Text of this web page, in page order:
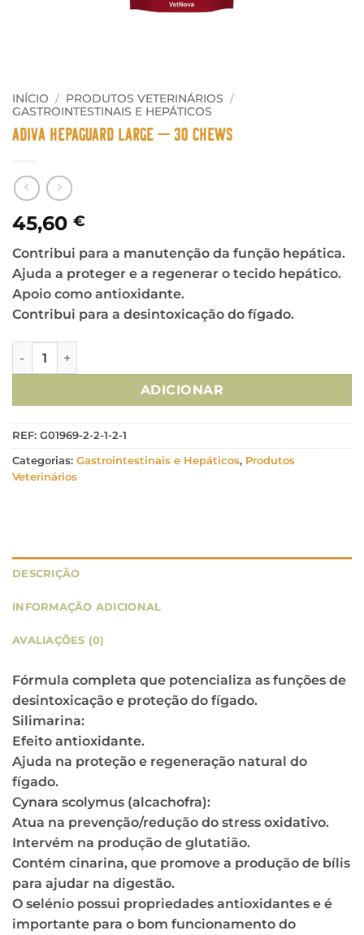
INÍCIO / PRODUTOS VETERINÁRIOS /
GASTROINTESTINAIS E HEPÁTICOS
Adiva Hepaguard Large – 30 Chews
45,60 €
Contribui para a manutenção da função hepática.
Ajuda a proteger e a regenerar o tecido hepático.
Apoio como antioxidante.
Contribui para a desintoxicação do fígado.
Quantidade de Adiva Hepaguard Large - 30 Chews
ADICIONAR
REF: G01969-2-2-1-2-1
Categorias: Gastrointestinais e Hepáticos, Produtos
Veterinários
DESCRIÇÃO
INFORMAÇÃO ADICIONAL
AVALIAÇÕES (0)
Fórmula completa que potencializa as funções de
desintoxicação e proteção do fígado.
Silimarina:
Efeito antioxidante.
Ajuda na proteção e regeneração natural do
fígado.
Cynara scolymus (alcachofra):
Atua na prevenção/redução do stress oxidativo.
Intervém na produção de glutatião.
Contém cinarina, que promove a produção de bílis
para ajudar na digestão.
O selénio possui propriedades antioxidantes e é
importante para o bom funcionamento do